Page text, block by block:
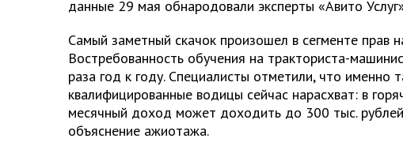
данные 29 мая обнародовали эксперты «Авито
Самый заметный скачок произошел в сегменте прав
Востребованность обучения на тракториста-
раза год к году. Специалисты отметили, что именно
квалифицированные водицы сейчас нарасхват: в
месячный доход может доходить до 300 тыс.
объяснение ажиотажа.